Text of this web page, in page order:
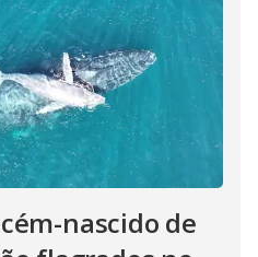
nascido de